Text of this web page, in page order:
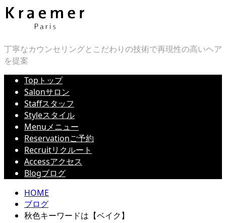
丁寧なカウンセリングとこだわりの技術で再現性の高いヘア
を提案
Top トップ
Salonサロン
Staffスタッフ
Styleスタイル
Menuメニュー
Reservationご予約
Recruitリクルート
Accessアクセス
Blogブログ
HOME
ブログ
秋色キーワードは【ベイク】